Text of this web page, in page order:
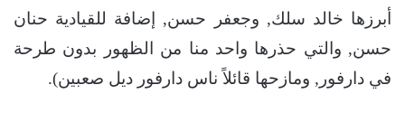
أبرزها خالد سلك, وجعفر حسن, إضافة للقيادية حنان
حسن, والتي حذرها واحد منا من الظهور بدون طرحة
في دارفور, ومازحها قائلاً ناس دارفور ديل صعبين).